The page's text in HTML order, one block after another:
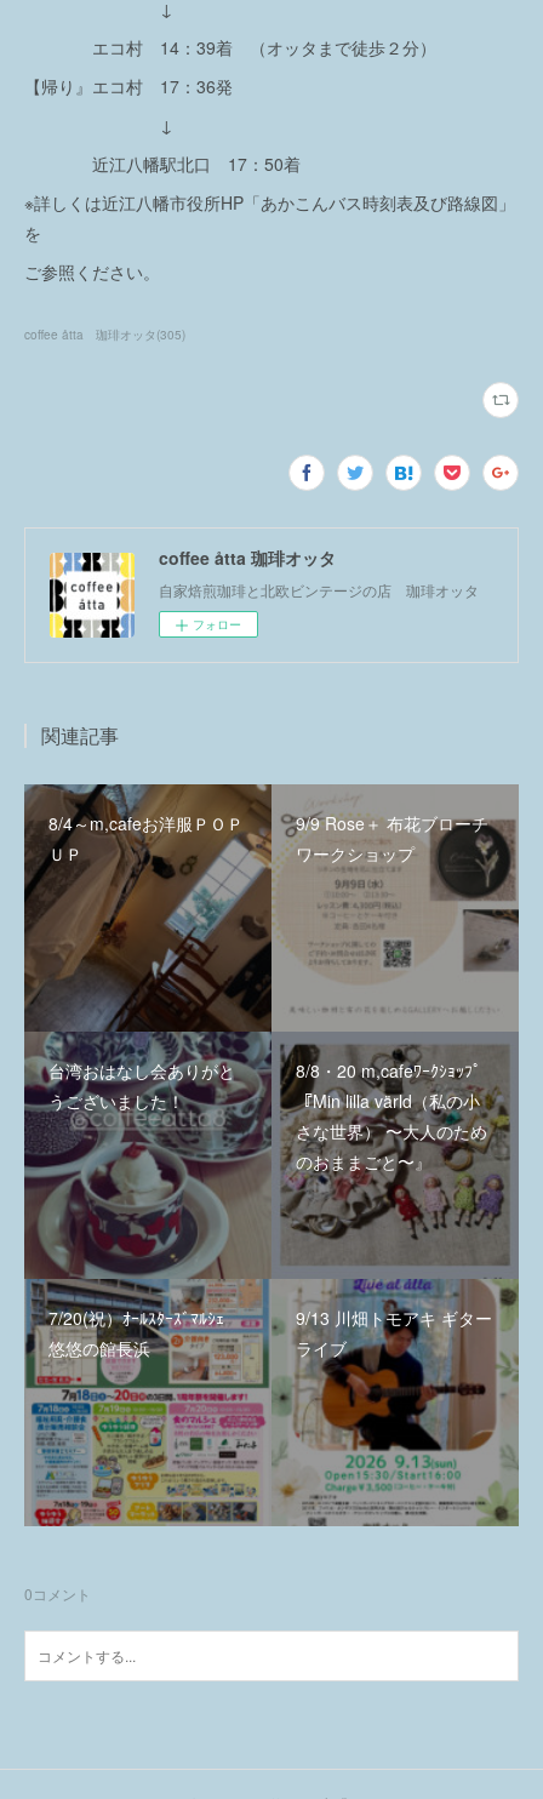
↓
エコ村 14：39着 （オッタまで徒歩２分）
【帰り』エコ村 17：36発
↓
近江八幡駅北口 17：50着
※詳しくは近江八幡市役所HP「あかこんバス時刻表及び路線図」
を
ご参照ください。
coffee åtta 珈琲オッタ (305)
coffee åtta 珈琲オッタ
自家焙煎珈琲と北欧ビンテージの店 珈琲オッタ
フォロー
関連記事
8/4～m,cafeお洋服ＰＯＰ
ＵＰ
9/9 Rose＋ 布花ブローチ
ワークショップ
台湾おはなし会ありがと
うございました！
8/8・20 m,cafeﾜｰｸｼｮｯﾌﾟ
『Min lilla värld（私の小
さな世界） 〜大人のため
のおままごと〜』
7/20(祝）ｵｰﾙｽﾀｰｽﾞﾏﾙｼｪ
悠悠の館長浜
9/13 川畑トモアキ ギター
ライブ
0コメント